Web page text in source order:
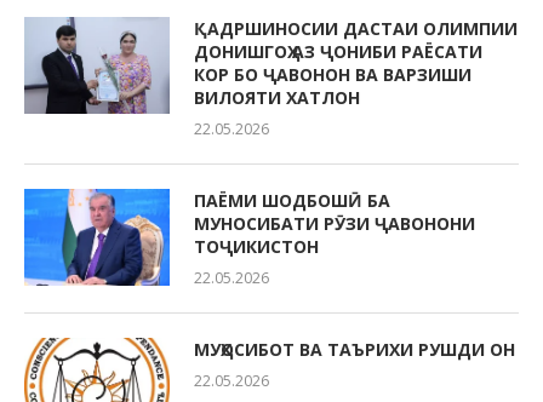
ҚАДРШИНОСИИ ДАСТАИ ОЛИМПИИ
ДОНИШГОҲ АЗ ҶОНИБИ РАЁСАТИ
КОР БО ҶАВОНОН ВА ВАРЗИШИ
ВИЛОЯТИ ХАТЛОН
22.05.2026
ПАЁМИ ШОДБОШӢ БА
МУНОСИБАТИ РӮЗИ ҶАВОНОНИ
ТОҶИКИСТОН
22.05.2026
МУҲОСИБОТ ВА ТАЪРИХИ РУШДИ ОН
22.05.2026